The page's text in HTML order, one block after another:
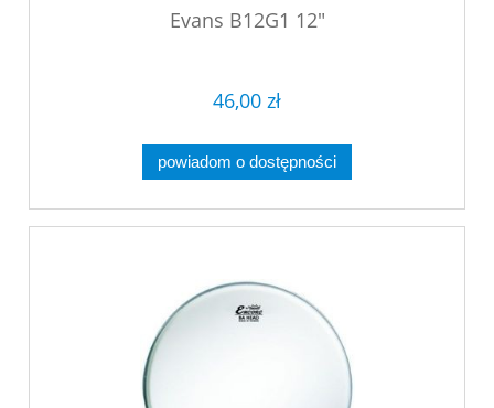
Evans B12G1 12"
46,00 zł
powiadom o dostępności